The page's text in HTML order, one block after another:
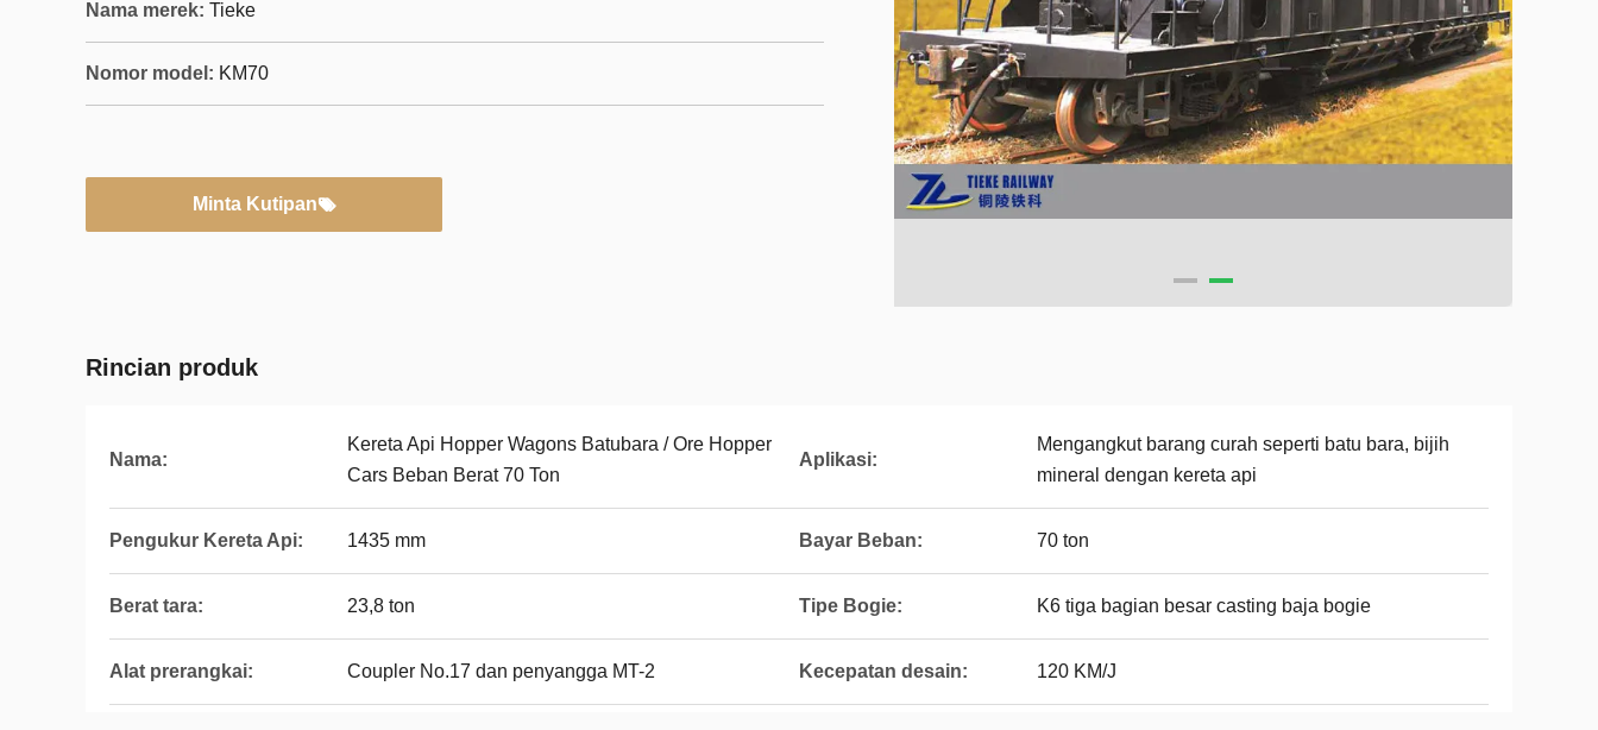
Nama merek: Tieke
Nomor model: KM70
Minta Kutipan
Rincian produk
Nama:
Kereta Api Hopper Wagons Batubara / Ore Hopper
Cars Beban Berat 70 Ton
Aplikasi:
Mengangkut barang curah seperti batu bara, bijih
mineral dengan kereta api
Pengukur Kereta Api: 1435 mm Bayar Beban: 70 ton
Berat tara: 23,8 ton Tipe Bogie: K6 tiga bagian besar casting baja bogie
Alat prerangkai: Coupler No.17 dan penyangga MT-2 Kecepatan desain: 120 KM/J